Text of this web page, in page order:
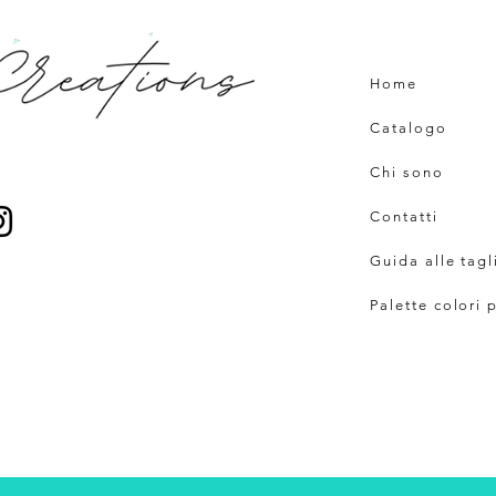
Home
Catalogo
Chi sono
Contatti
Guida alle
Palette colori